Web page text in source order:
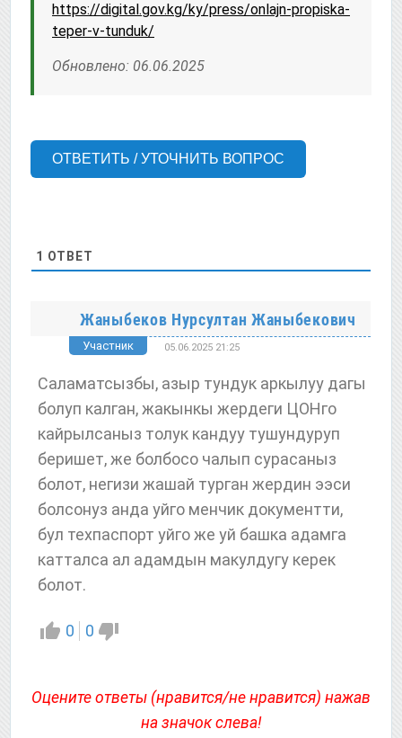
https://digital.gov.kg/ky/press/onlajn-propiska-
teper-v-tunduk/
Обновлено: 06.06.2025
ОТВЕТИТЬ / УТОЧНИТЬ ВОПРОС
1 ОТВЕТ
Жаныбеков Нурсултан Жаныбекович
Участник 05.06.2025 21:25
Саламатсызбы, азыр тундук аркылуу дагы
болуп калган, жакынкы жердеги ЦОНго
кайрылсаныз толук кандуу тушундуруп
беришет, же болбосо чалып сурасаныз
болот, негизи жашай турган жердин ээси
болсонуз анда уйго менчик документти,
бул техпаспорт уйго же уй башка адамга
катталса ал адамдын макулдугу керек
болот.
0 0
Оцените ответы (нравится/не нравится) нажав
на значок слева!